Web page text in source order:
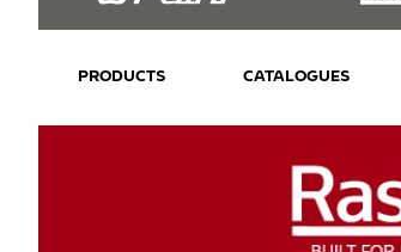
PRODUCTS CATALOGUES